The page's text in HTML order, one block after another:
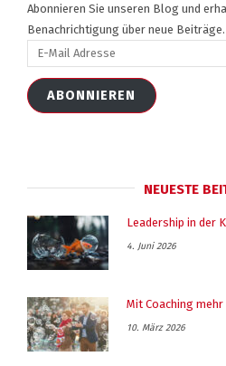
Abonnieren Sie unseren Blog und
Benachrichtigung über neue Beiträge.
Mail
AdresseABONNIEREN
NEUESTE
Leadership in der
4. Juni 2026
Mit Coaching
10. März 2026